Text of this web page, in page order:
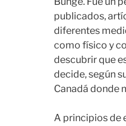
publicados,
diferentes
como físico y
descubrir que
decide, según
Canadá donde
A principios de